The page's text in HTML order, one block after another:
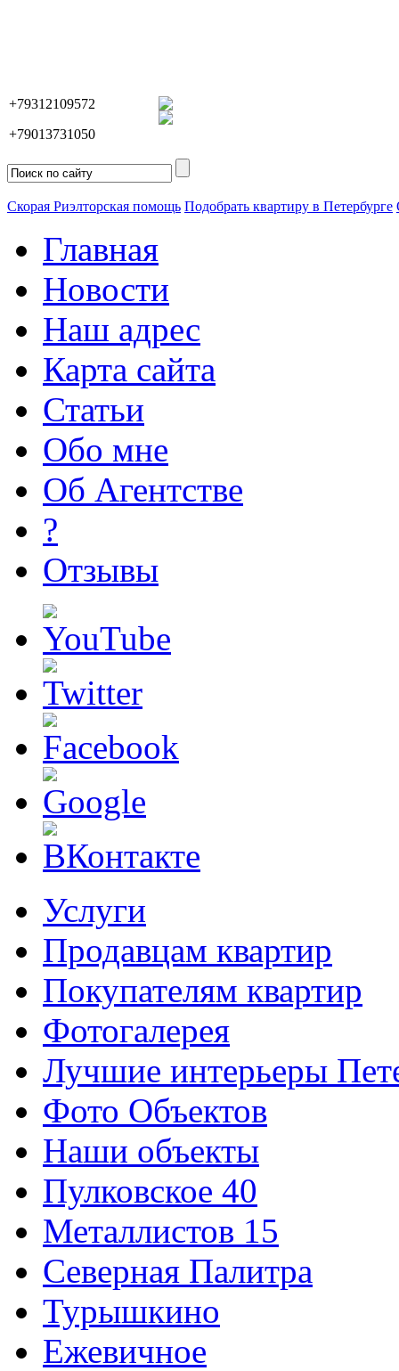
+79312109572
+79013731050
Скорая Риэлторская помощь Подобрать квартиру в Петербурге
Главная
Новости
Наш адрес
Карта сайта
Статьи
Обо мне
Об Агентстве
?
Отзывы
Услуги
Продавцам квартир
Покупателям квартир
Фотогалерея
Лучшие интерьеры
Фото Объектов
Наши объекты
Пулковское 40
Металлистов 15
Северная Палитра
Турышкино
Ежевичное